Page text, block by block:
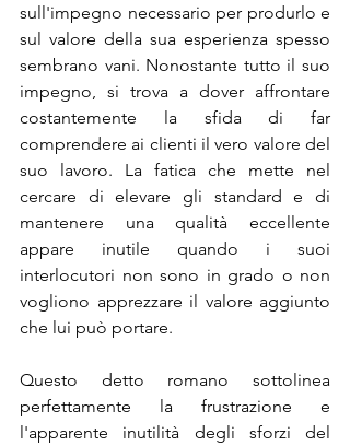
sull'impegno necessario per produrlo e
sul valore della sua esperienza spesso
sembrano vani. Nonostante tutto il suo
impegno, si trova a dover affrontare
costantemente la sfida di far
comprendere ai clienti il vero valore del
suo lavoro. La fatica che mette nel
cercare di elevare gli standard e di
mantenere una qualità eccellente
appare inutile quando i suoi
interlocutori non sono in grado o non
vogliono apprezzare il valore aggiunto
che lui può portare.
Questo detto romano sottolinea
perfettamente la frustrazione e
l'apparente inutilità degli sforzi del